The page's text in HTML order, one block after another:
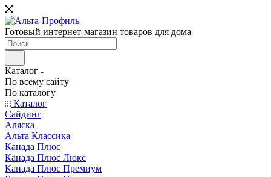
Готовый интернет-магазин товаров для дома
Каталог
По всему сайту
По каталогу
Каталог
Сайдинг
Аляска
Альта Классика
Канада Плюс
Канада Плюс Люкс
Канада Плюс Премиум